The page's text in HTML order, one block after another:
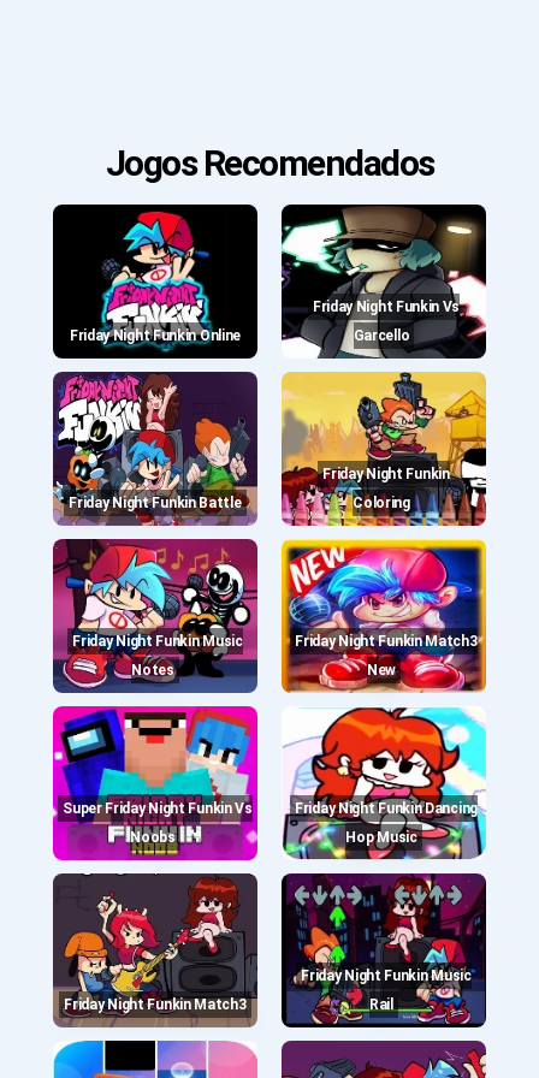
Jogos Recomendados
Friday Night Funkin Online
Friday Night Funkin Vs
Garcello
Friday Night Funkin Battle
Friday Night Funkin
Coloring
Friday Night Funkin Music
Notes
Friday Night Funkin Match3
New
Super Friday Night Funkin Vs
Noobs
Friday Night Funkin Dancing
Hop Music
Friday Night Funkin Match3
Friday Night Funkin Music
Rail